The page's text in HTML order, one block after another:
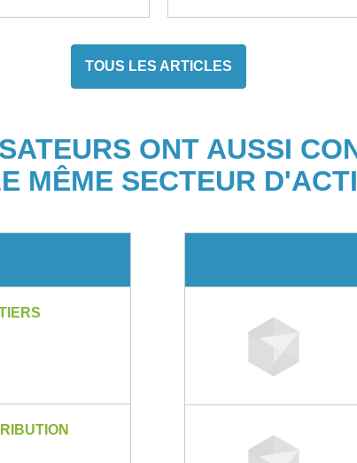
TOUS LES ARTICLES
ONT AUSSI
MÊME SECTEUR